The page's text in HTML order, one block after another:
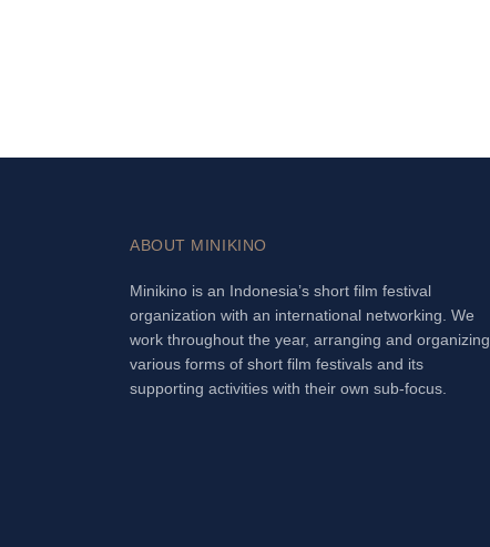
ABOUT MINIKINO
Minikino is an Indonesia’s short film festival
organization with an international networking. We
work throughout the year, arranging and organizing
various forms of short film festivals and its
supporting activities with their own sub-focus.